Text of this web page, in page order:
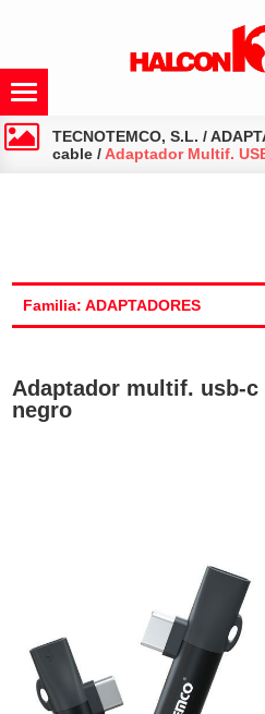
TECNOTEMCO, S.L. /
cable /Adaptador Multif.
Familia: ADAPTADORES
Adaptador multif. usb-c
negro